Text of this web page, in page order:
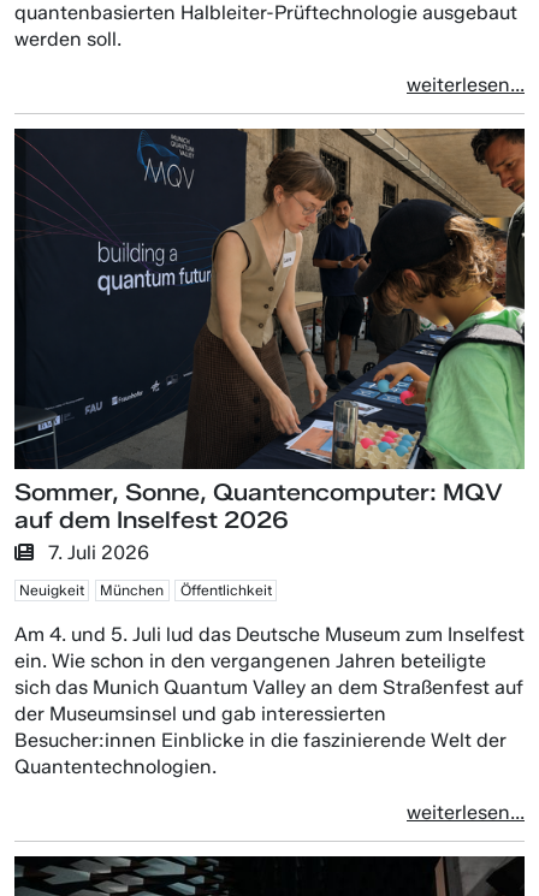
quantenbasierten Halbleiter-Prüftechnologie ausgebaut
werden soll.
weiterlesen...
Sommer, Sonne, Quantencomputer: MQV
auf dem Inselfest 2026
7. Juli 2026
Neuigkeit München Öffentlichkeit
Am 4. und 5. Juli lud das Deutsche Museum zum Inselfest
ein. Wie schon in den vergangenen Jahren beteiligte
sich das Munich Quantum Valley an dem Straßenfest auf
der Museumsinsel und gab interessierten
Besucher:innen Einblicke in die faszinierende Welt der
Quantentechnologien.
weiterlesen...